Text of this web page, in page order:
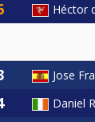
Héctor
Jose
Daniel